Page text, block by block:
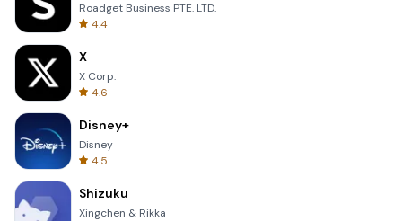
Roadget Business PTE. LTD.
4.4
X
X Corp.
4.6
Disney+
Disney
4.5
Shizuku
Xingchen & Rikka